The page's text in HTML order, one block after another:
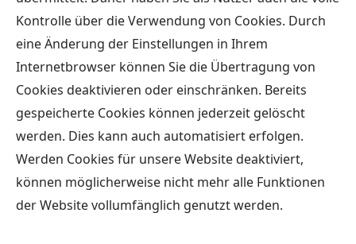
Kontrolle über die Verwendung von Cookies. Durch
eine Änderung der Einstellungen in Ihrem
Internetbrowser können Sie die Übertragung von
Cookies deaktivieren oder einschränken. Bereits
gespeicherte Cookies können jederzeit gelöscht
werden. Dies kann auch automatisiert erfolgen.
Werden Cookies für unsere Website deaktiviert,
können möglicherweise nicht mehr alle Funktionen
der Website vollumfänglich genutzt werden.